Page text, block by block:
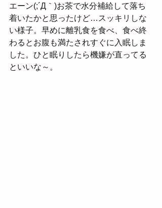
エーン(;´Д｀)お茶で水分補給して落ち
着いたかと思ったけど…スッキリしな
い様子。早めに離乳食を食べ、食べ終
わるとお腹も満たされすぐに入眠しま
した。ひと眠りしたら機嫌が直ってる
といいな～。